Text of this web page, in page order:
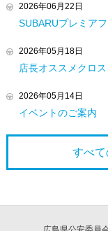
2026年06月22日
SUBARUプレミア
2026年05月18日
店長オススメクロス
2026年05月14日
イベントのご案内
すべ